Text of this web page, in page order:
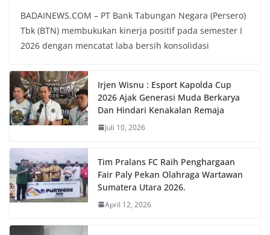
BADAINEWS.COM – PT Bank Tabungan Negara (Persero)
Tbk (BTN) membukukan kinerja positif pada semester I
2026 dengan mencatat laba bersih konsolidasi
Irjen Wisnu : Esport Kapolda Cup
2026 Ajak Generasi Muda Berkarya
Dan Hindari Kenakalan Remaja
Juli 10, 2026
Tim Pralans FC Raih Penghargaan
Fair Paly Pekan Olahraga Wartawan
Sumatera Utara 2026.
April 12, 2026